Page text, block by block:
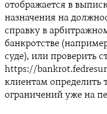
отображается в
назначения на
справку в
банкротстве
суде), или проверить
https://
клиентам определить
ограничений уже на